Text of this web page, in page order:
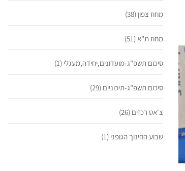
מחוז צפון (38)
מחוז ת"א(51)
סיכום תשפ"ג-מועדונים,יחידה,מעגלי (1)
סיכום תשפ"ג-תיכוניים (29)
צ'אט רכזים (26)
שבוע החינוך הגופני (1)